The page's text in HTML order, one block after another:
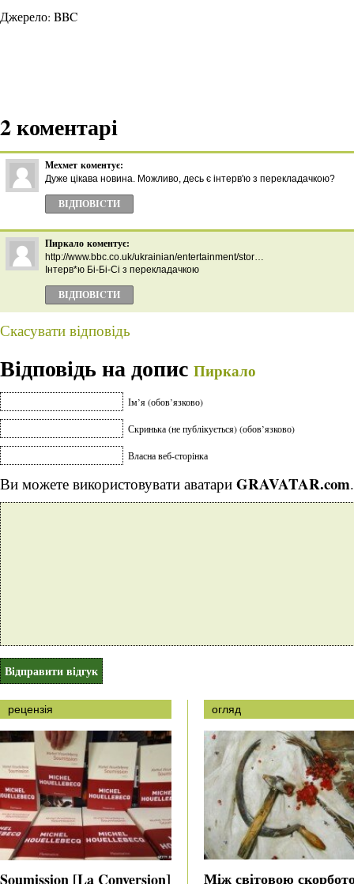
Джерело: BBC
2 коментарі
Мехмет коментує:
Дуже цікава новина. Можливо, десь є інтерв'ю з перекладачкою?
ВІДПОВІCТИ
Пиркало коментує:
http://www.bbc.co.uk/ukrainian/entertainment/stor…
Інтерв*ю Бі-Бі-Сі з перекладачкою
ВІДПОВІCТИ
Скасувати відповідь
Відповідь на допис Пиркало
Ім’я (обов’язково)
Скринька (не публікується) (обов’язково)
Власна веб-сторінка
Ви можете використовувати аватари GRAVATAR.com.
рецензія
Soumission [La Conversion]
огляд
Між світовою